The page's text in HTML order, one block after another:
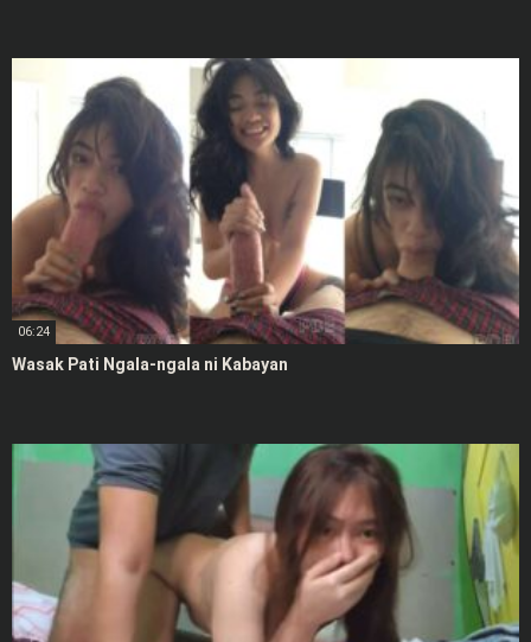
06:24
Wasak Pati Ngala-ngala ni Kabayan